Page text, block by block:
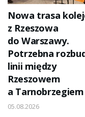
Nowa trasa
z Rzeszowa
do Warszawy.
Potrzebna
linii między
Rzeszowem
a Tarnobrzegiem
05.08.2026